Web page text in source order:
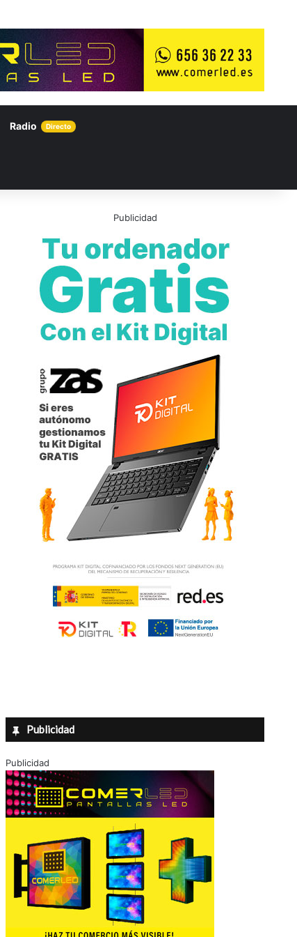
Radio Directo
Publicidad
Publicidad
Publicidad